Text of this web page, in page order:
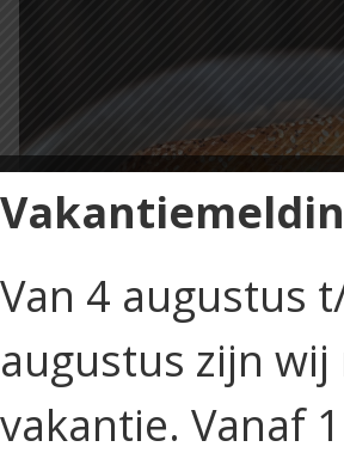
Van 4 augustus
augustus zijn wij
vakantie. Vanaf